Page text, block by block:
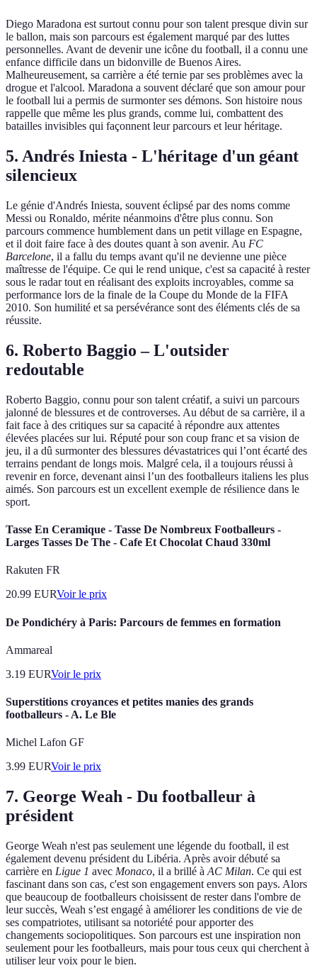
Diego Maradona est surtout connu pour son talent presque divin sur
le ballon, mais son parcours est également marqué par des luttes
personnelles. Avant de devenir une icône du football, il a connu une
enfance difficile dans un bidonville de Buenos Aires.
Malheureusement, sa carrière a été ternie par ses problèmes avec la
drogue et l'alcool. Maradona a souvent déclaré que son amour pour
le football lui a permis de surmonter ses démons. Son histoire nous
rappelle que même les plus grands, comme lui, combattent des
batailles invisibles qui façonnent leur parcours et leur héritage.
5. Andrés Iniesta - L'héritage d'un géant
silencieux
Le génie d'Andrés Iniesta, souvent éclipsé par des noms comme
Messi ou Ronaldo, mérite néanmoins d'être plus connu. Son
parcours commence humblement dans un petit village en Espagne,
et il doit faire face à des doutes quant à son avenir. Au FC
Barcelone, il a fallu du temps avant qu'il ne devienne une pièce
maîtresse de l'équipe. Ce qui le rend unique, c'est sa capacité à rester
sous le radar tout en réalisant des exploits incroyables, comme sa
performance lors de la finale de la Coupe du Monde de la FIFA
2010. Son humilité et sa persévérance sont des éléments clés de sa
réussite.
6. Roberto Baggio – L'outsider
redoutable
Roberto Baggio, connu pour son talent créatif, a suivi un parcours
jalonné de blessures et de controverses. Au début de sa carrière, il a
fait face à des critiques sur sa capacité à répondre aux attentes
élevées placées sur lui. Réputé pour son coup franc et sa vision de
jeu, il a dû surmonter des blessures dévastatrices qui l’ont écarté des
terrains pendant de longs mois. Malgré cela, il a toujours réussi à
revenir en force, devenant ainsi l’un des footballeurs italiens les plus
aimés. Son parcours est un excellent exemple de résilience dans le
sport.
Tasse En Ceramique - Tasse De Nombreux Footballeurs -
Larges Tasses De The - Cafe Et Chocolat Chaud 330ml
Rakuten FR
20.99 EURVoir le prix
De Pondichéry à Paris: Parcours de femmes en formation
Ammareal
3.19 EURVoir le prix
Superstitions croyances et petites manies des grands
footballeurs - A. Le Ble
Michel Lafon GF
3.99 EURVoir le prix
7. George Weah - Du footballeur à
président
George Weah n'est pas seulement une légende du football, il est
également devenu président du Libéria. Après avoir débuté sa
carrière en Ligue 1 avec Monaco, il a brillé à AC Milan. Ce qui est
fascinant dans son cas, c'est son engagement envers son pays. Alors
que beaucoup de footballeurs choisissent de rester dans l'ombre de
leur succès, Weah s’est engagé à améliorer les conditions de vie de
ses compatriotes, utilisant sa notoriété pour apporter des
changements sociopolitiques. Son parcours est une inspiration non
seulement pour les footballeurs, mais pour tous ceux qui cherchent à
utiliser leur voix pour le bien.